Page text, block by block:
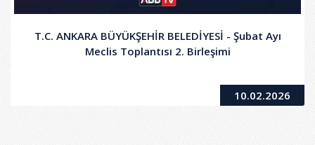
T.C. ANKARA BÜYÜKŞEHİR BELEDİYESİ - Şubat Ayı
Meclis Toplantısı 2. Birleşimi
10.02.2026